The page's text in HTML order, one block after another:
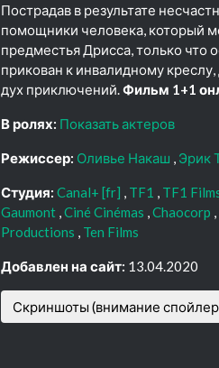
Пострадав в результате
помощники человека, который
предместья Дрисса, только что
прикован к инвалидному
дух приключений.Фильм 1+1
В ролях: Показать актеров
Режиссер: Оливье Накаш Эрик
Студия: Canal+ [fr] TF1
TF1
Gaumont Ciné Cinémas Chaocorp
Productions
Ten Films
Добавлен на сайт: 13.04.2020
Скриншоты (внимание